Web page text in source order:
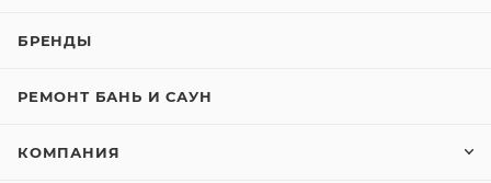
БРЕНДЫ
РЕМОНТ БАНЬ И САУН
КОМПАНИЯ